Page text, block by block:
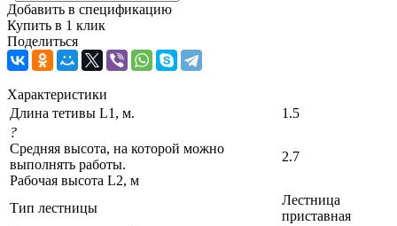
Добавить в спецификацию
Купить в 1 клик
Поделиться
Характеристики
Длина тетивы L1, м.
1.5
?
Средняя высота, на которой можно
выполнять работы.
Рабочая высота L2, м
2.7
Тип лестницы
Лестница
приставная